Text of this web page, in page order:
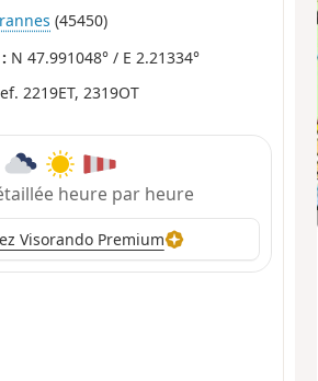
(45450)
N 47.991048° / E 2.21334°
2219ET, 2319OT
heure par heure
Visorando Premium